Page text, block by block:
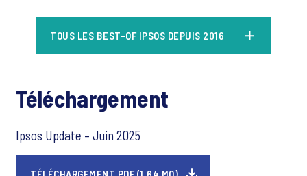
TOUS LES BEST-OF IPSOS DEPUIS 2016
Téléchargement
Ipsos Update – Juin 2025